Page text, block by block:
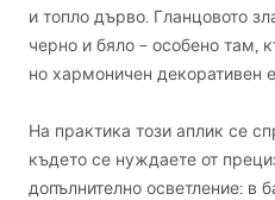
и топло дърво. Гланцовото
черно и бяло – особено там,
но хармоничен декоративен
На практика този аплик се
където се нуждаете от
допълнително осветление: в